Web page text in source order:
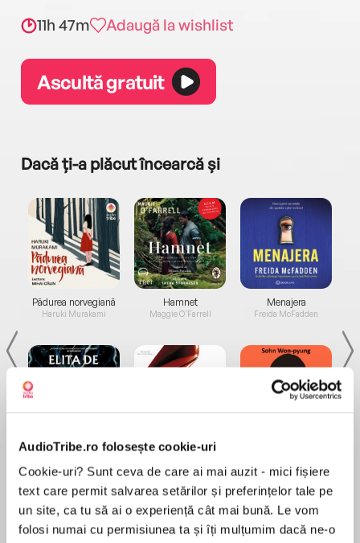
AudioTribe.ro folosește cookie-uri
Cookie-uri? Sunt ceva de care ai mai auzit - mici fișiere
text care permit salvarea setărilor și preferințelor tale pe
un site, ca tu să ai o experiență cât mai bună. Le vom
folosi numai cu permisiunea ta și îți mulțumim dacă ne-o
11h 47m Adaugă la wishlist
Ascultă gratuit
Dacă ți-a plăcut încearcă și
Pădurea norvegiană
Haruki Murakami
Elita de Argint (Elita
Hamnet
Maggie O'Farrell
Diavolul se îmbracă de
Menajera
Freida McFadden